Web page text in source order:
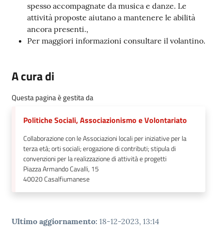
spesso accompagnate da musica e danze. Le
attività proposte aiutano a mantenere le abilità
ancora presenti.,
Per maggiori informazioni consultare il volantino.
A cura di
Questa pagina è gestita da
Politiche Sociali, Associazionismo e Volontariato
Collaborazione con le Associazioni locali per iniziative per la
terza età; orti sociali; erogazione di contributi; stipula di
convenzioni per la realizzazione di attività e progetti
Piazza Armando Cavalli, 15
40020Casalfiumanese
Ultimo aggiornamento: 18-12-2023, 13:14